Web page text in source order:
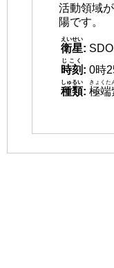
活動領域
陽です。
衛星
えいせい
: SDO
時刻
じこく
: 0時
種類
しゅるい
: 極端
きょくた